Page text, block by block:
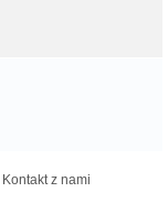
Kontakt z nami